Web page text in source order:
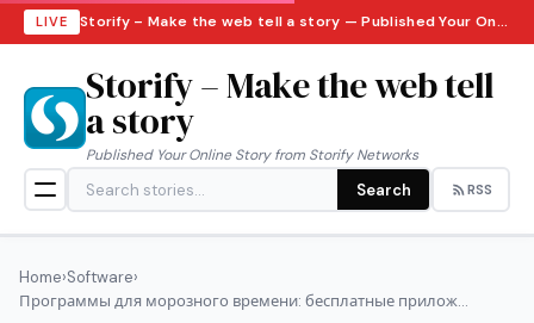
LIVE Storify – Make the web tell a story — Published Your Online Story from Storify Networks · Thursday, August 6, 2026
Storify – Make the web tell
a story
Published Your Online Story from Storify Networks
Search RSS
Home›Software›
Программы для морозного времени: бесплатные прилож...